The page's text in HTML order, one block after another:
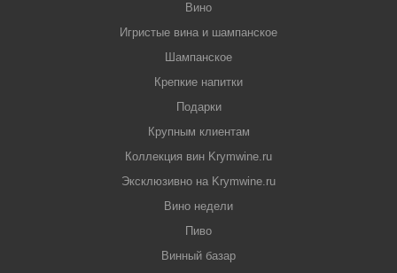
Вино
Игристые вина и шампанское
Шампанское
Крепкие напитки
Подарки
Крупным клиентам
Коллекция вин Krymwine.ru
Эксклюзивно на Krymwine.ru
Вино недели
Пиво
Винный базар